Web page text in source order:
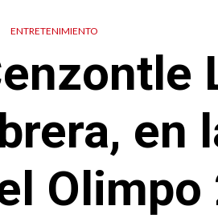
ENTRETENIMIENTO
en
Olimpo